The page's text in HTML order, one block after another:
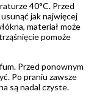
40°C. Przed
jak najwięcej
materiał może
pomoże
Przed ponownym
Po praniu zawsze
są nadal czyste.